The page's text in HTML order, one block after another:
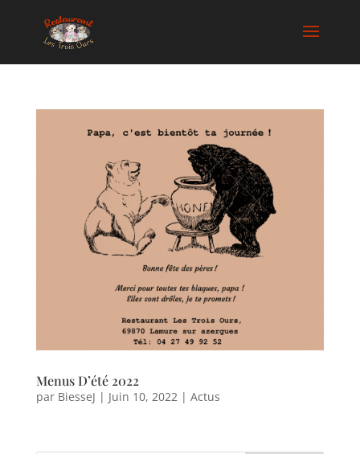
Menus D’été 2022
par BiesseJ | Juin 10, 2022| Actus